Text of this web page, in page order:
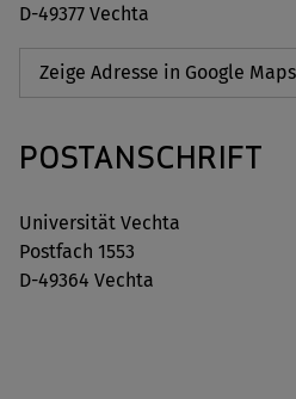
D-49377 Vechta
Zeige Adresse in Google Maps
POSTANSCHRIFT
Universität Vechta
Postfach 1553
D-49364 Vechta